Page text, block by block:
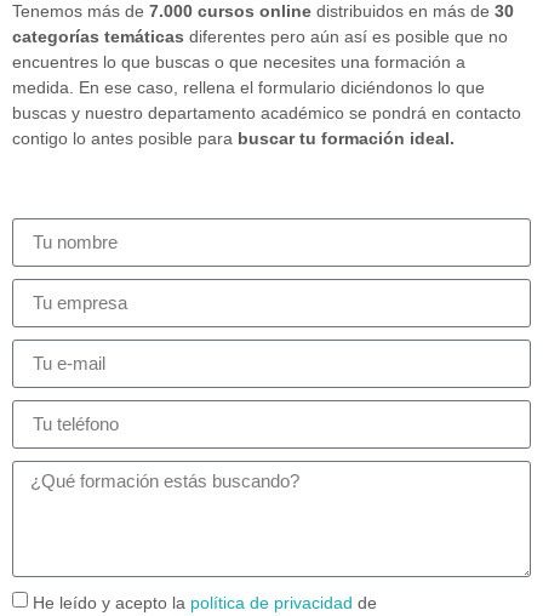
Tenemos más de 7.000 cursos online distribuidos en más de 30
categorías temáticas diferentes pero aún así es posible que no
encuentres lo que buscas o que necesites una formación a
medida. En ese caso, rellena el formulario diciéndonos lo que
buscas y nuestro departamento académico se pondrá en contacto
contigo lo antes posible para buscar tu formación ideal.
He leído y acepto la política de privacidad de